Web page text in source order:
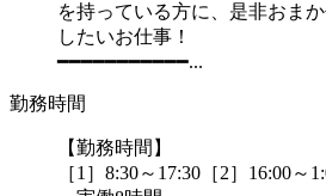
を持っている方に、是非おま
したいお仕事！
━━━━━━━━━━━...
勤務時間
【勤務時間】
［1］8:30～17:30［2］16:00～